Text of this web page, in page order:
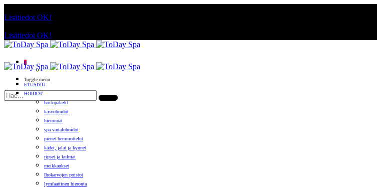
Lisätiedot OK!
Lisätiedot OK!
0
Toggle menu
ETUSIVU
HOIDOT
hoitopaketit
kasvohoidot
hieronnat
spa vartalohoidot
pienet hemmottelut
kädet, jalat ja kynnet
ripset ja kulmat
meikkaukset
Ihokarvojen poistot
lymfaattinen hieronta